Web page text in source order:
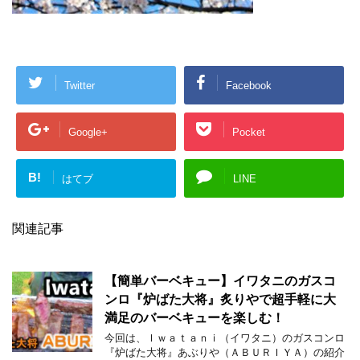
Twitter Facebook
Google+ Pocket
B! はてブ LINE
関連記事
【簡単バーベキュー】イワタニのガスコ
ンロ『炉ばた大将』炙りやで超手軽に大
満足のバーベキューを楽しむ！
今回は、Ｉｗａｔａｎｉ（イワタニ）のガスコンロ
『炉ばた大将』あぶりや（ＡＢＵＲＩＹＡ）の紹介